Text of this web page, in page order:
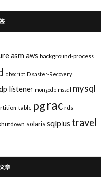
asmaws background-process
dbscript Disaster-Recovery
listener mongodb mssql mysql
table pgrac rds
solaris sqlplus travel
章